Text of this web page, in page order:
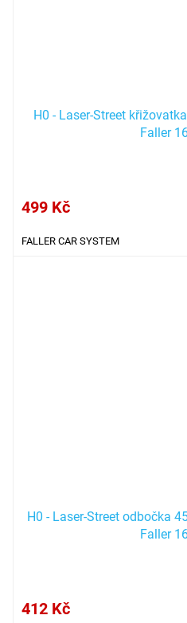
H0 - Laser-Street
Faller
499 Kč
FALLER CAR SYSTEM
H0 - Laser-Street odbočka
Faller
412 Kč